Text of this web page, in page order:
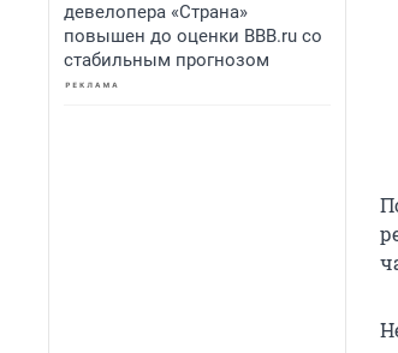
девелопера «Страна»
повышен до оценки BBB.ru со
стабильным прогнозом